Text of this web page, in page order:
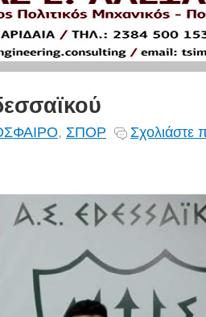
, ΣΠΟΡ Σχολιάστε